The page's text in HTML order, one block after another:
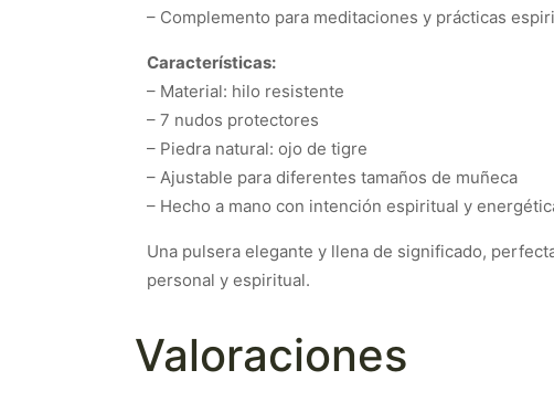
– Complemento para meditaciones y prácticas
Características:
– Material: hilo resistente
– 7 nudos protectores
– Piedra natural: ojo de tigre
– Ajustable para diferentes tamaños de muñeca
– Hecho a mano con intención espiritual y
Una pulsera elegante y llena de significado,
personal y espiritual.
Valoraciones